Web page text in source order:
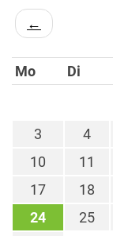
←
Mo Di
3
4
10
11
17
18
24
25